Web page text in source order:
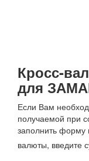
Кросс-
для
Если Вам
получаемой при
заполнить форму
валюты, введите